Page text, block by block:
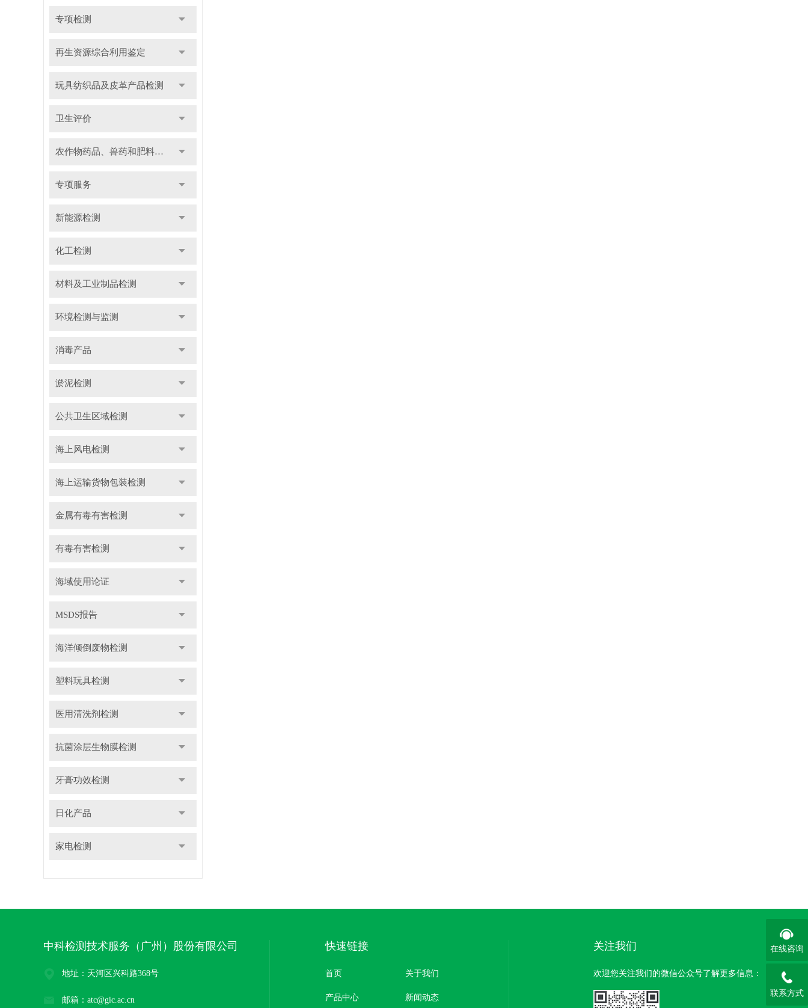
专项检测
再生资源综合利用鉴定
玩具纺织品及皮革产品检测
卫生评价
农作物药品、兽药和肥料检测
专项服务
新能源检测
化工检测
材料及工业制品检测
环境检测与监测
消毒产品
淤泥检测
公共卫生区域检测
海上风电检测
海上运输货物包装检测
金属有毒有害检测
有毒有害检测
海域使用论证
MSDS报告
海洋倾倒废物检测
塑料玩具检测
医用清洗剂检测
抗菌涂层生物膜检测
牙膏功效检测
日化产品
家电检测
中科检测技术服务（广州）股份有限公司
地址：天河区兴科路368号
邮箱：atc@gic.ac.cn
快速链接
首页 关于我们
产品中心 新闻动态
关注我们
欢迎您关注我们的微信公众号了解更多信息：
在线咨询
联系方式